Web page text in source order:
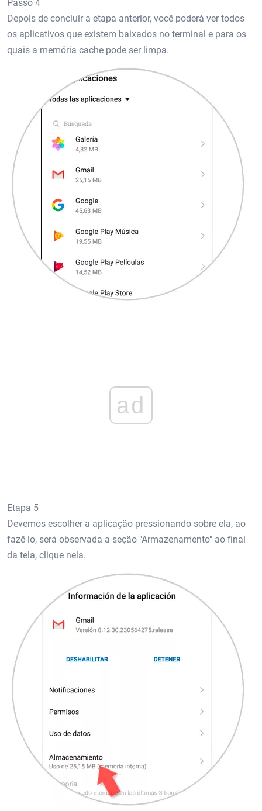
Passo 4
Depois de concluir a etapa anterior, você poderá ver todos
os aplicativos que existem baixados no terminal e para os
quais a memória cache pode ser limpa.
ad
Etapa 5
Devemos escolher a aplicação pressionando sobre ela, ao
fazê-lo, será observada a seção "Armazenamento" ao final
da tela, clique nela.